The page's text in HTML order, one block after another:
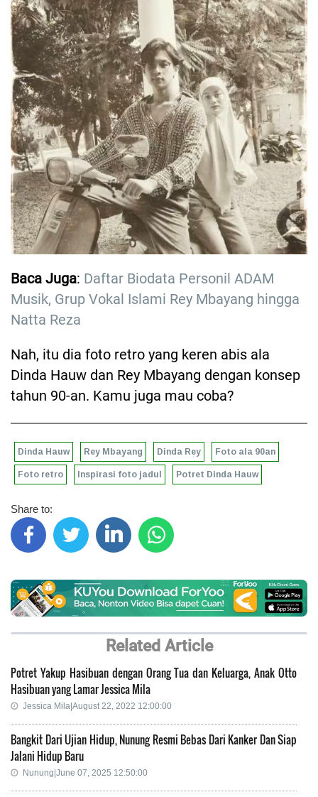
Baca Juga: Daftar Biodata Personil ADAM
Musik, Grup Vokal Islami Rey Mbayang hingga
Natta Reza
Nah, itu dia foto retro yang keren abis ala
Dinda Hauw dan Rey Mbayang dengan konsep
tahun 90-an. Kamu juga mau coba?
Dinda Hauw Rey Mbayang Dinda Rey Foto ala 90an
Foto retro Inspirasi foto jadul Potret Dinda Hauw
Share to:
Related Article
Potret Yakup Hasibuan dengan Orang Tua dan Keluarga, Anak Otto
Hasibuan yang Lamar Jessica Mila
Jessica Mila|August 22, 2022 12:00:00
Bangkit Dari Ujian Hidup, Nunung Resmi Bebas Dari Kanker Dan Siap
Jalani Hidup Baru
Nunung|June 07, 2025 12:50:00